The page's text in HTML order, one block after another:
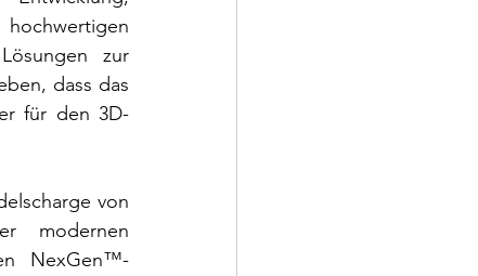
zur
dass das
für den 3D-
von
modernen
NexGen™-